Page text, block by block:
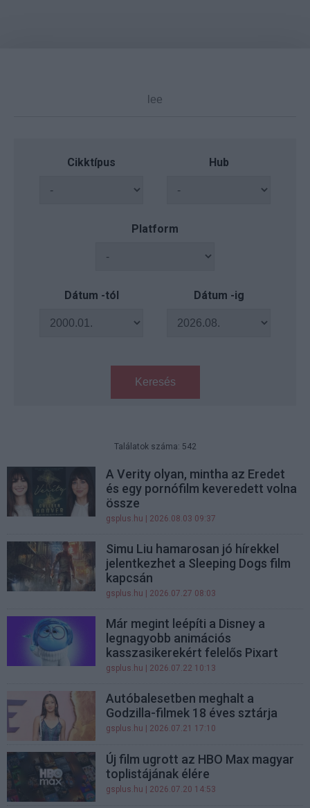
Cikktípus Hub
Platform
Dátum -tól Dátum -ig
Keresés
Találatok száma: 542
A Verity olyan, mintha az Eredet
és egy pornófilm keveredett volna
össze
gsplus.hu | 2026.08.03 09:37
Simu Liu hamarosan jó hírekkel
jelentkezhet a Sleeping Dogs film
kapcsán
gsplus.hu | 2026.07.27 08:03
Már megint leépíti a Disney a
legnagyobb animációs
kasszasikerekért felelős Pixart
gsplus.hu | 2026.07.22 10:13
Autóbalesetben meghalt a
Godzilla-filmek 18 éves sztárja
gsplus.hu | 2026.07.21 17:10
Új film ugrott az HBO Max magyar
toplistájának élére
gsplus.hu | 2026.07.20 14:53